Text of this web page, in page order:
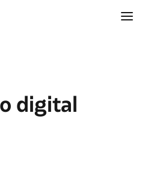
digital